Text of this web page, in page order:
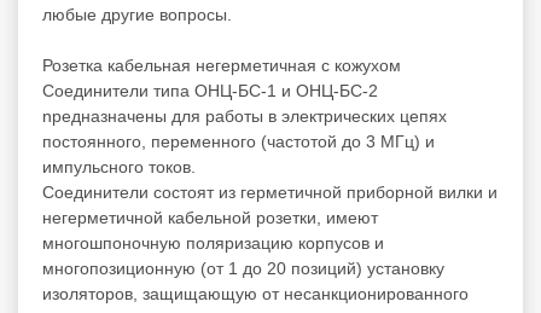
любые другие вопросы.
Розетка кабельная негерметичная с кожухом
Соединители типа ОНЦ-БС-1 и ОНЦ-БС-2
nредназначены для работы в электрических цепях
постоянного, переменного (частотой до 3 МГц) и
импульсного токов.
Соединители состоят из герметичной приборной вилки и
негерметичной кабельной розетки, имеют
многошпоночную поляризацию корпусов и
многопозиционную (от 1 до 20 позиций) установку
изоляторов, защищающую от несанкционированного